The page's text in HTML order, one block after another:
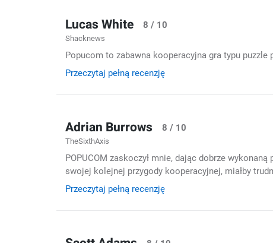
Lucas White 8 / 10
Shacknews
Popucom to zabawna kooperacyjna gra typu
Przeczytaj pełną recenzję
Adrian Burrows 8 / 10
TheSixthAxis
POPUCOM zaskoczył mnie, dając dobrze
swojej kolejnej przygody kooperacyjnej, miałby
Przeczytaj pełną recenzję